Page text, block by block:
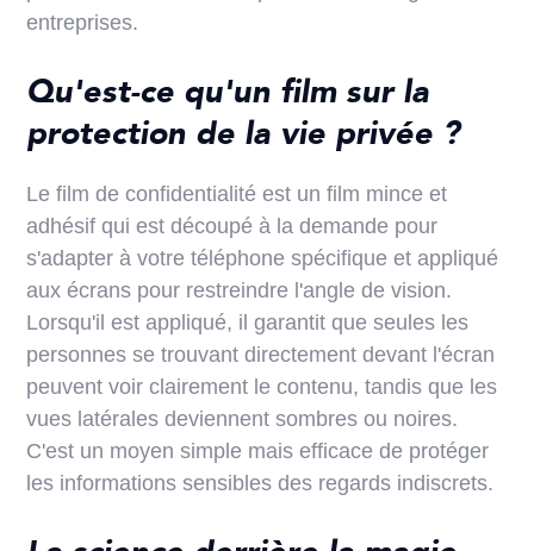
entreprises.
Qu'est-ce qu'un film sur la
protection de la vie privée ?
Le film de confidentialité est un film mince et
adhésif qui est découpé à la demande pour
s'adapter à votre téléphone spécifique et appliqué
aux écrans pour restreindre l'angle de vision.
Lorsqu'il est appliqué, il garantit que seules les
personnes se trouvant directement devant l'écran
peuvent voir clairement le contenu, tandis que les
vues latérales deviennent sombres ou noires.
C'est un moyen simple mais efficace de protéger
les informations sensibles des regards indiscrets.